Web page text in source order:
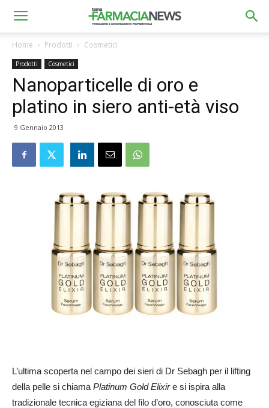
Home Prodotti Cosmetici
Prodotti Cosmetici
Nanoparticelle di oro e
platino in siero anti-età viso
9 Gennaio 2013
L’ultima scoperta nel campo dei sieri di Dr Sebagh per il lifting
della pelle si chiama Platinum Gold Elixire si ispira alla
tradizionale tecnica egiziana del filo d’oro, conosciuta come